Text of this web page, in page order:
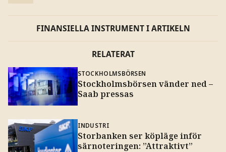
FINANSIELLA INSTRUMENT I ARTIKELN
RELATERAT
STOCKHOLMSBÖRSEN
Stockholmsbörsen vänder ned –
Saab pressas
INDUSTRI
Storbanken ser köpläge inför
särnoteringen: ”Attraktivt”